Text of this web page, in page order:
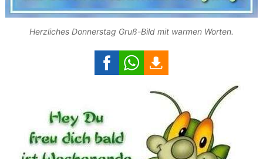
Herzliches Donnerstag Gruß-Bild mit warmen Worten.